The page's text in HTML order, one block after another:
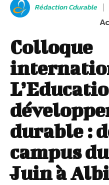
Rédaction Cdurable
Colloque
durable :
campus du
Juin à Albi